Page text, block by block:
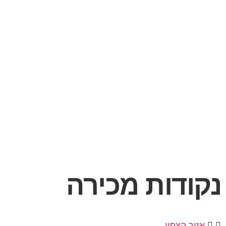
נקודות מכירה